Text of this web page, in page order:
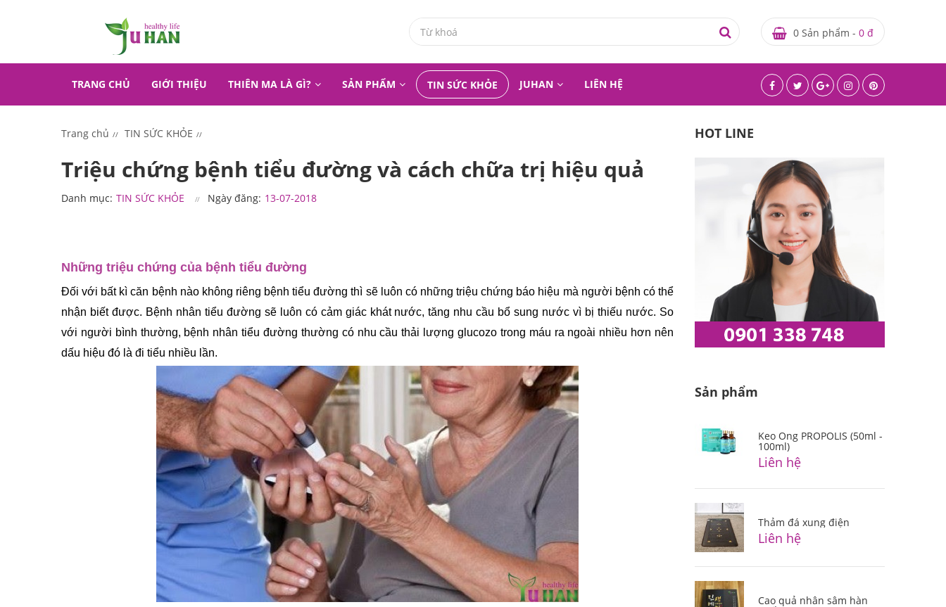
0 Sản phẩm - 0 đ
TRANG CHỦ GIỚI THIỆU THIÊN MA LÀ GÌ? SẢN PHẨM TIN SỨC KHỎE JUHAN LIÊN HỆ
Trang chủ TIN SỨC KHỎE
Triệu chứng bệnh tiểu đường và cách chữa trị hiệu quả
Danh mục: TIN SỨC KHỎE Ngày đăng: 13-07-2018
Những triệu chứng của bệnh tiểu đường
Đối với bất kì căn bệnh nào không riêng bệnh tiểu đường thì sẽ luôn có những triệu chứng báo hiệu mà người bệnh có thể
nhận biết được. Bệnh nhân tiểu đường sẽ luôn có cảm giác khát nước, tăng nhu cầu bổ sung nước vì bị thiếu nước. So
với người bình thường, bệnh nhân tiểu đường thường có nhu cầu thải lượng glucozo trong máu ra ngoài nhiều hơn nên
dấu hiệu đó là đi tiểu nhiều lần.
HOT LINE
Sản phẩm
Keo Ong PROPOLIS (50ml -
100ml)
Liên hệ
Thảm đá xung điện
Liên hệ
Cao quả nhân sâm hàn